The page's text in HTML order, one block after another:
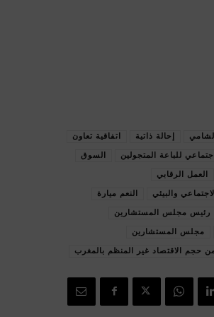
‏إحالة ذاتية اتفاقية تعاون
للباعة المتجولين السوق
العمل الرقابي
والبيئي ‏النعم ميارة
رئيس مجلس المستشارين
مجلس المستشارين
حجم الاقتصاد ‏غير المنظم بالمغرب